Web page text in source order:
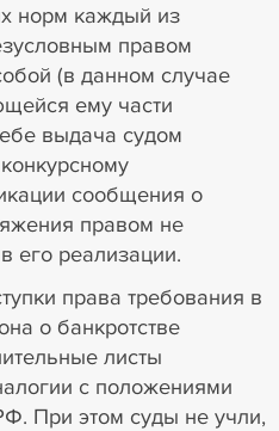
норм каждый из
правом
(в данном случае
ему части
выдача судом
сообщения о
правом не
его реализации.
права требования в
о банкротстве
листы
с положениями
При этом суды не учли,